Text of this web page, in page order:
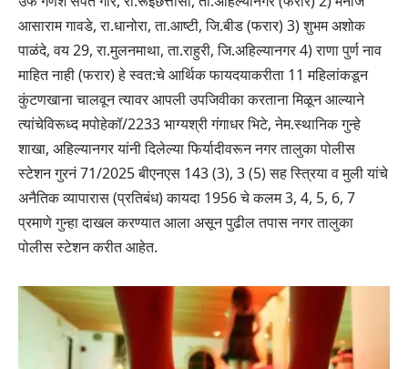
आसाराम गावडे, रा.धानोरा, ता.आष्टी, जि.बीड (फरार) 3) शुभम अशोक
पाळंदे, वय 29, रा.मुलनमाथा, ता.राहुरी, जि.अहिल्यानगर 4) राणा पुर्ण नाव
माहित नाही (फरार) हे स्वत:चे आर्थिक फायदयाकरीता 11 महिलांकडून
कुंटणखाना चालवून त्यावर आपली उपजिवीका करताना मिळून आल्याने
त्यांचेविरूध्द मपोहेकॉ/2233 भाग्यश्री गंगाधर भिटे, नेम.स्थानिक गुन्हे
शाखा, अहिल्यानगर यांनी दिलेल्या फिर्यादीवरून नगर तालुका पोलीस
स्टेशन गुरनं 71/2025 बीएनएस 143 (3), 3 (5) सह स्त्रिया व मुली यांचे
अनैतिक व्यापारास (प्रतिबंध) कायदा 1956 चे कलम 3, 4, 5, 6, 7
प्रमाणे गुन्हा दाखल करण्यात आला असून पुढील तपास नगर तालुका
पोलीस स्टेशन करीत आहेत.